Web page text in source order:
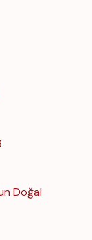
Doğal